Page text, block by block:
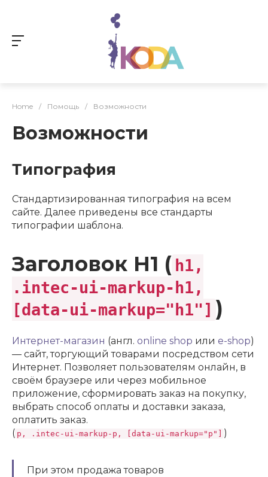
Home / Помощь / Возможности
Возможности
Типография
Стандартизированная типография на всем
сайте. Далее приведены все стандарты
типографии шаблона.
Заголовок H1 ( h1,
.intec-ui-markup-h1,
[data-ui-markup="h1"] )
Интернет-магазин (англ. online shop или e-shop)
— сайт, торгующий товарами посредством сети
Интернет. Позволяет пользователям онлайн, в
своём браузере или через мобильное
приложение, сформировать заказ на покупку,
выбрать способ оплаты и доставки заказа,
оплатить заказ.
( p, .intec-ui-markup-p, [data-ui-markup="p"] )
При этом продажа товаров